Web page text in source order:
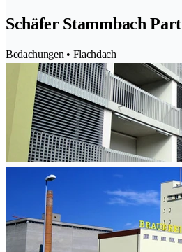
Schäfer Stammbach
Bedachungen • Flachdach